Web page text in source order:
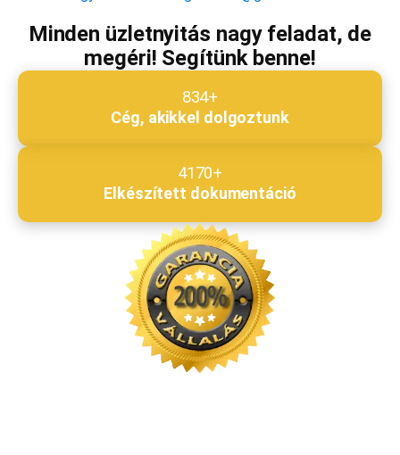
Megjegyzés*
Minden üzletnyitás nagy feladat, de
megéri! Segítünk benne!
834+
Cég, akikkel dolgoztunk
4170+
Elkészített dokumentáció